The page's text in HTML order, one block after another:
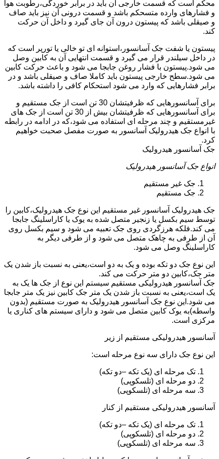
محکم است که قسمت خارجی آن باید در برابر خوردگی،رطوبت هوا
و فشارهای وارده متسحکم باشد و قسمت درونی آن نیز باید صاف
و صیقلی باشد که پیستون درون آن جای گیرد و داخل آن حرکت
کند.
پیستون یا شفت جک آسانسور،استوانه ای تو خالی یا تورپر است که
در داخل سیلندر قرار می گیرد و قسمت انتهایی آن به کابین وصل
می شود.پیستون با فشار روغن جابجا می شود و باعث حرکت کابین
می شود.سطح خارجی پیستون باید کاملا صاف و صیقلی باشد و در
برابر فشارهایی که وارد می شود استحکام کافی را داشته باشد.
برای آسانسورهایی که ظرفیتشان 30 تن است از جک مستقیم و
برای آسانسورهایی که ظرفیتشان بیش از 30 تن است از جک های
غیرمستقیم و چند مرحله ای استفاده می شود،که در ادامه در رابطه
با انواع جک هیدرولیک آسانسور به صورت مفصل صحبت خواهیم
کرد.
جک آسانسور هیدرولیک
انواع جک آسانسور هیدرولیک
جک غیر مستقیم
جک مستقیم
جک هیدرولیک آسانسور غیر مستقیم این نوع جک هیدرولیک،کابین را
توسط سیم بکسل یا زنجیر متصل شده به یوک یا کاراسلینگ جابجا
می کند.فلکه هرزگردی روی جک تعبیه می شود و سیم بکسل روی
آن از طرفی به چاهک متصل می شود و از طرفی دیگر به
کاراسلینگ وصل می شود.
این نوع جک دو تکه بوده و یک به دو است،یعنی به نسبت باز شدن یک
متر جک،کابین دو متر حرکت می کند.
جک آسانسور هیدرولیکی مستقیم سیستم این نوع از جک ها یک به
یک است،یعنی به نسبت باز شدن یک متر جک کابین نیز یک متر جابجا
می شود.این نوع جک آسانسور هیدرولیک به صورت مستقیم (بدون
واسطه)به یوک کابین متصل می شود و دارای سیستم های کناری یا
مرکزی است.
آسانسور هیدرولیکی مستقیم از زیر
این نوع جک دارای سه نوع مرحله است:
تک مرحله ای (یک تکه –دو تکه)
دو مرحله ای (تلسکوپی)
سه مرحله ای (تلسکوپی)
آسانسور هیدرولیکی مستقیم از کنار
تک مرحله ای (یک تکه –دو تکه)
دو مرحله ای (تلسکوپی)
سه مرحله ای (تلسکوپی)